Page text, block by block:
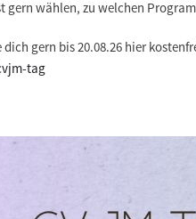
gern wählen, zu welchen
dich gern bis 20.08.26 hier
tag